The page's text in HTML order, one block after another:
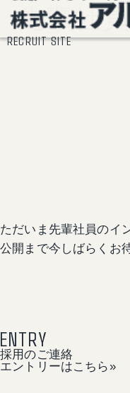
RECRUIT SITE
先輩社
ただいま先輩社員のイ
公開まで今しばらくお
ENTRY
採用のご連絡
エントリーはこちら»